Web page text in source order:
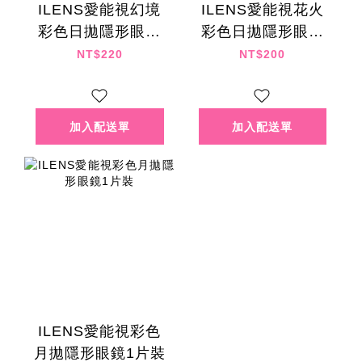
ILENS愛能視幻境
彩色日拋隱形眼鏡
10片裝
NT$220
ILENS愛能視花火
彩色日拋隱形眼鏡
10片裝
NT$200
ILENS愛能視彩色
月拋隱形眼鏡1片裝